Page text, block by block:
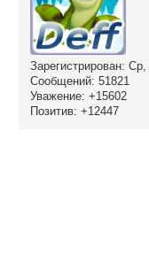
Зарегистрирован: Ср,
Сообщений: 51821
Уважение: +15602
Позитив: +12447